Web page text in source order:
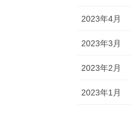
2023年4月
2023年3月
2023年2月
2023年1月